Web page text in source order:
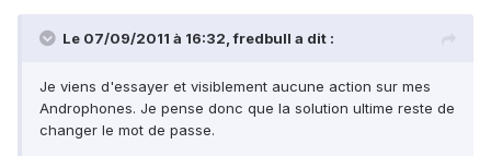
Le 07/09/2011 à 16:32, fredbull a dit :
Je viens d'essayer et visiblement aucune action sur mes
Androphones. Je pense donc que la solution ultime reste de
changer le mot de passe.